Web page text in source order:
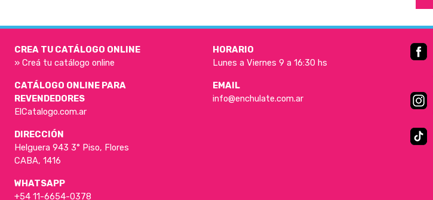
CREA TU CATÁLOGO ONLINE
» Creá tu catálogo online
CATÁLOGO ONLINE PARA
REVENDEDORES
ElCatalogo.com.ar
DIRECCIÓN
Helguera 943 3° Piso, Flores
CABA, 1416
WHATSAPP
+54 11-6654-0378
HORARIO
Lunes a Viernes 9 a 16:30 hs
EMAIL
info@enchulate.com.ar